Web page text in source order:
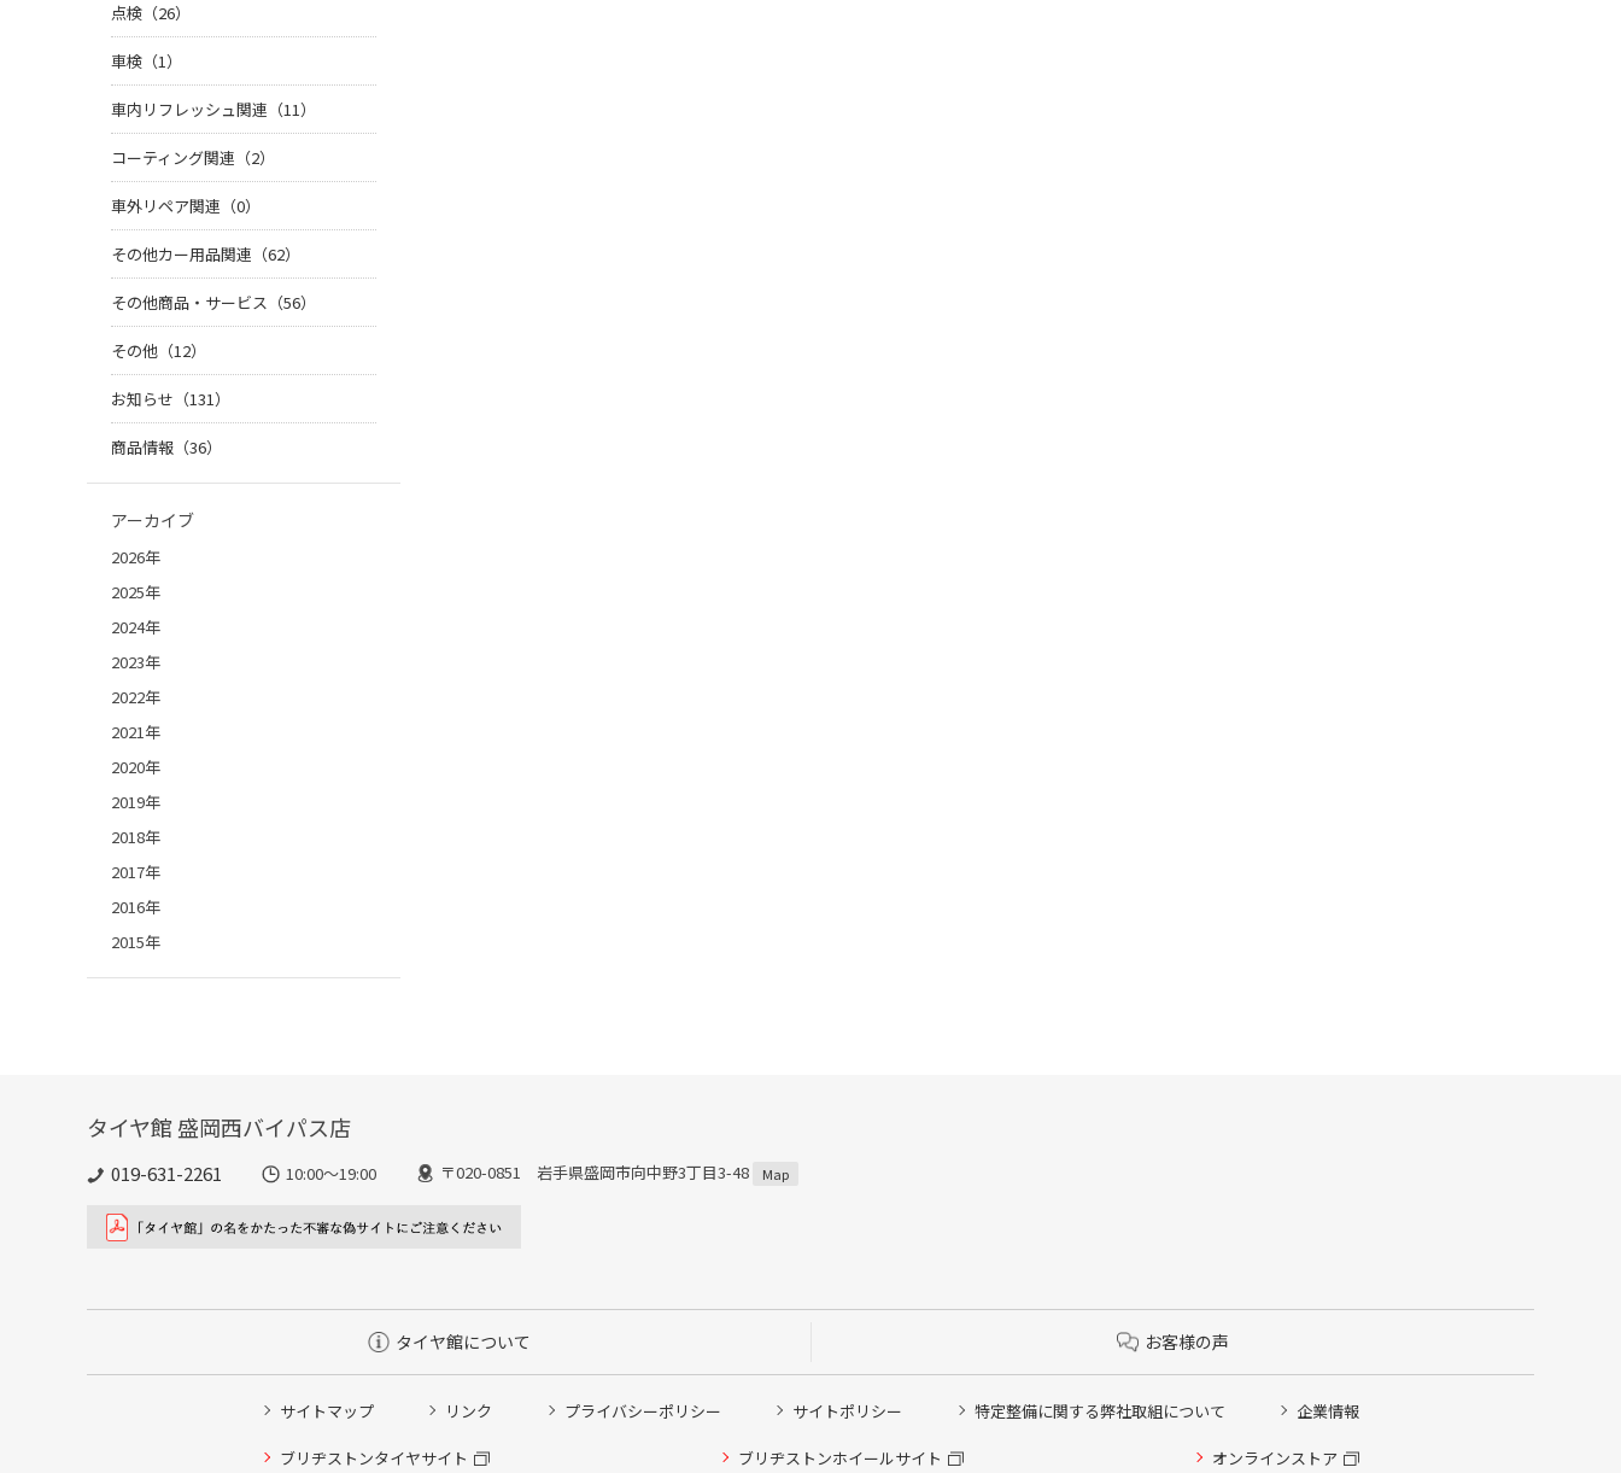
点検（26）
車検（1）
車内リフレッシュ関連（11）
コーティング関連（2）
車外リペア関連（0）
その他カー用品関連（62）
その他商品・サービス（56）
その他（12）
お知らせ（131）
商品情報（36）
アーカイブ
2026年
2025年
2024年
2023年
2022年
2021年
2020年
2019年
2018年
2017年
2016年
2015年
タイヤ館 盛岡西バイパス店
019-631-2261 10:00～19:00 〒020-0851 岩手県盛岡市向中野3丁目3-48 Map
タイヤ館について お客様の声
サイトマップ リンク プライバシーポリシー サイトポリシー 特定整備に関する弊社取組について 企業情報
ブリヂストンタイヤサイト ブリヂストンホイールサイト オンラインストア
タイヤ点検・安全点検/タイヤ履き替え/オイル交換/その他ピット作業の予約